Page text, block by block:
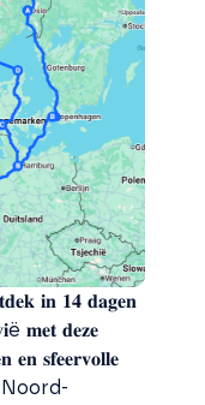
𝐢𝐧 𝟏𝟒 𝐝𝐚𝐠𝐞𝐧
𝐦𝐞𝐭 𝐝𝐞𝐳𝐞
𝐞𝐧 𝐬𝐟𝐞𝐞𝐫𝐯𝐨𝐥𝐥𝐞